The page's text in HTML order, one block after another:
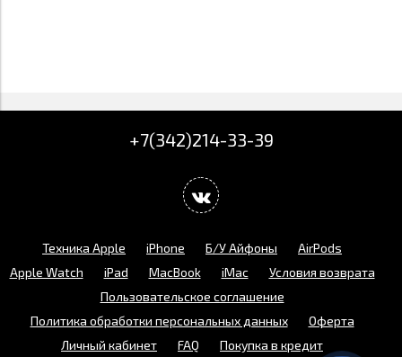
+7(342)214-33-39
Техника Apple iPhone Б/У Айфоны
AirPods
Apple Watch
iPad MacBook iMac
Условия возврата
Пользовательское соглашение
Политика обработки персональных данных
Оферта
Личный кабинет
FAQ Покупка в кредит